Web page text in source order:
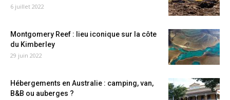
6 juillet 2022
Montgomery Reef : lieu iconique sur la côte
du Kimberley
29 juin 2022
Hébergements en Australie : camping, van,
B&B ou auberges ?